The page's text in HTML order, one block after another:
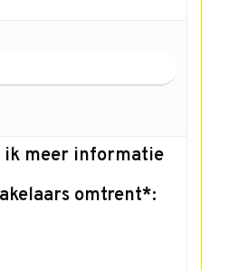
ik meer informatie
omtrent*: